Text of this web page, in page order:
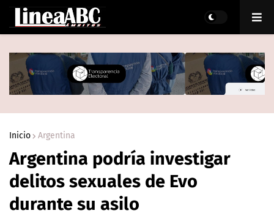
Inicio Argentina
Argentina podría investigar
delitos sexuales de Evo
durante su asilo